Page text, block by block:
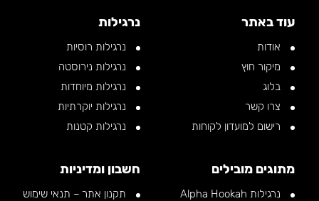
עוד באתר
אודות
מיקור חוץ
בלוג
צרו קשר
רישום למועדון לקוחות
נרגילות
נרגילות רוסיות
נרגילות נירוסטה
נרגילות מיוחדות
נרגילות יוקרתיות
נרגילות קטנות
מתוגים מובילים
נרגילות Alpha Hookah
חשבון ומדיניות
תקנון אתר – תנאי שימוש